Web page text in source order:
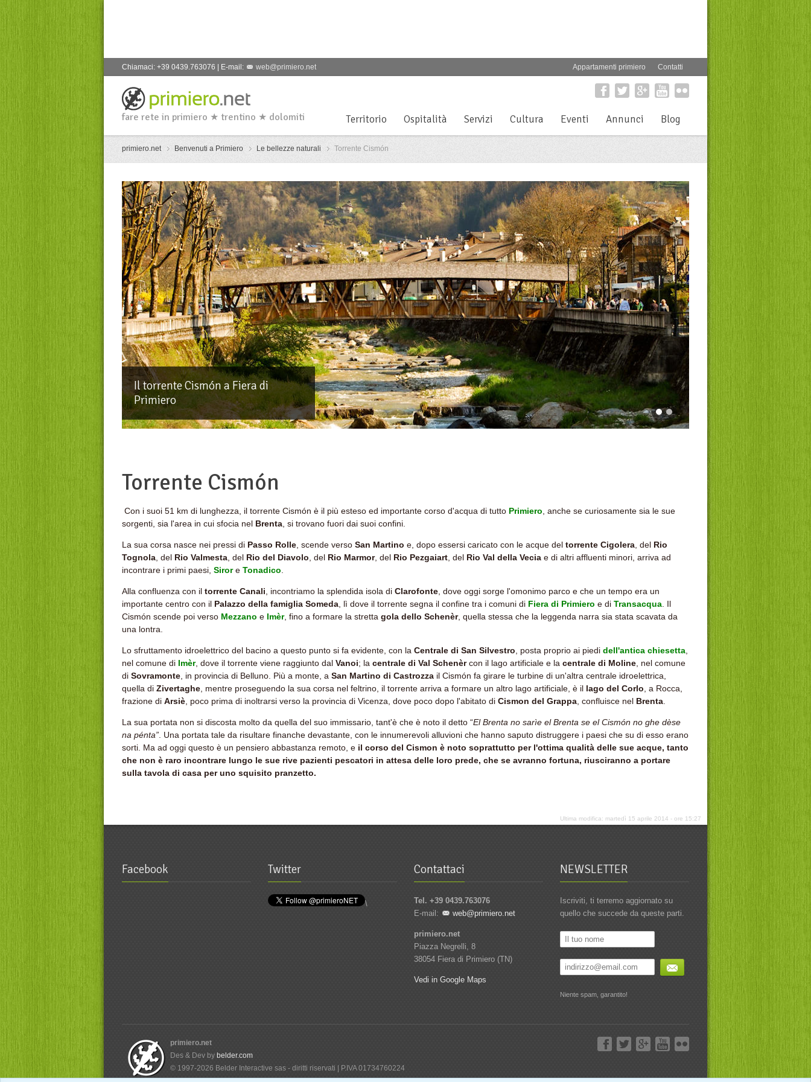
Chiamaci: +39 0439.763076 | E-mail: web@primiero.net Appartamenti primiero Contatti
fare rete in primiero ★ trentino ★ dolomiti Territorio Ospitalità Servizi Cultura Eventi Annunci Blog
primiero.net Benvenuti a Primiero Le bellezze naturali Torrente Cismón
Il torrente Cismón a Fiera di
Primiero
0
Torrente Cismón
Con i suoi 51 km di lunghezza, il torrente Cismón è il più esteso ed importante corso d'acqua di tutto Primiero, anche se curiosamente sia le sue
sorgenti, sia l'area in cui sfocia nel Brenta, si trovano fuori dai suoi confini.
La sua corsa nasce nei pressi di Passo Rolle, scende verso San Martino e, dopo essersi caricato con le acque del torrente Cigolera, del Rio
Tognola, del Rio Valmesta, del Rio del Diavolo, del Rio Marmor, del Rio Pezgaiart, del Rio Val della Vecia e di altri affluenti minori, arriva ad
incontrare i primi paesi, Sirore Tonadico.
Alla confluenza con il torrente Canali, incontriamo la splendida isola di Clarofonte, dove oggi sorge l'omonimo parco e che un tempo era un
importante centro con il Palazzo della famiglia Someda, lì dove il torrente segna il confine tra i comuni di Fiera di Primiero e di Transacqua. Il
Cismón scende poi verso Mezzano e Imèr, fino a formare la stretta gola dello Schenèr, quella stessa che la leggenda narra sia stata scavata da
una lontra.
Lo sfruttamento idroelettrico del bacino a questo punto si fa evidente, con la Centrale di San Silvestro, posta proprio ai piedi dell'antica chiesetta,
nel comune di Imèr, dove il torrente viene raggiunto dal Vanoi; la centrale di Val Schenèrcon il lago artificiale e la centrale di Moline, nel comune
di Sovramonte, in provincia di Belluno. Più a monte, a San Martino di Castrozza il Cismón fa girare le turbine di un'altra centrale idroelettrica,
quella di Zivertaghe, mentre proseguendo la sua corsa nel feltrino, il torrente arriva a formare un altro lago artificiale, è il lago del Corlo, a Rocca,
frazione di Arsiè, poco prima di inoltrarsi verso la provincia di Vicenza, dove poco dopo l'abitato di Cismon del Grappa, confluisce nel Brenta.
La sua portata non si discosta molto da quella del suo immissario, tant'è che è noto il detto “El Brenta no sarìe el Brenta se el Cismón no ghe dèse
na pénta”. Una portata tale da risultare finanche devastante, con le innumerevoli alluvioni che hanno saputo distruggere i paesi che su di esso erano
sorti. Ma ad oggi questo è un pensiero abbastanza remoto, e il corso del Cismon è noto soprattutto per l'ottima qualità delle sue acque, tanto
che non è raro incontrare lungo le sue rive pazienti pescatori in attesa delle loro prede, che se avranno fortuna, riusciranno a portare
sulla tavola di casa per uno squisito pranzetto.
Ultima modifica: martedì 15 aprile 2014 - ore 15:27
Facebook Twitter
\
Contattaci
Tel. +39 0439.763076
E-mail:
web@primiero.net
primiero.net
Piazza Negrelli, 8
38054 Fiera di Primiero (TN)
Vedi in Google Maps
NEWSLETTER
Iscriviti, ti terremo aggiornato su
quello che succede da queste parti.
Niente spam, garantito!
primiero.net
Des & Dev by belder.com
© 1997-2026 Belder Interactive sas - diritti riservati | P.IVA 01734760224